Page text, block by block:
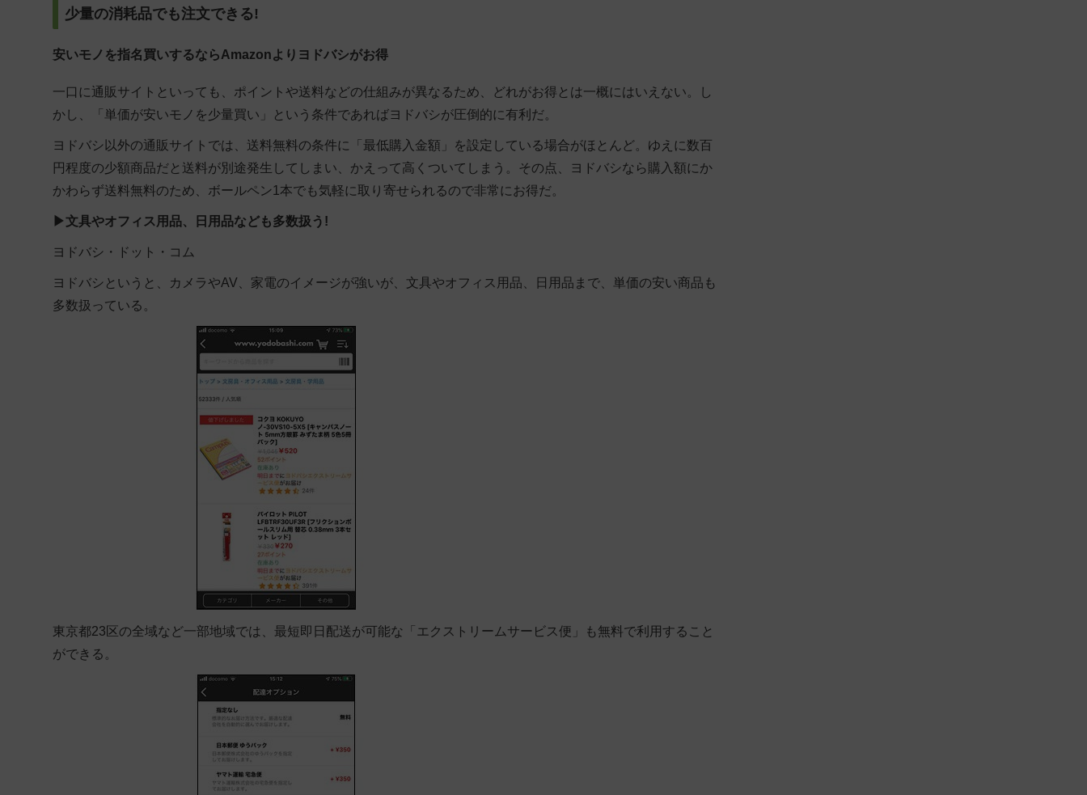
少量の消耗品でも注文できる!
安いモノを指名買いするならAmazonよりヨドバシがお得
一口に通販サイトといっても、ポイントや送料などの仕組みが異なるため、どれがお得とは一概にはいえない。し
かし、「単価が安いモノを少量買い」という条件であればヨドバシが圧倒的に有利だ。
ヨドバシ以外の通販サイトでは、送料無料の条件に「最低購入金額」を設定している場合がほとんど。ゆえに数百
円程度の少額商品だと送料が別途発生してしまい、かえって高くついてしまう。その点、ヨドバシなら購入額にか
かわらず送料無料のため、ボールペン1本でも気軽に取り寄せられるので非常にお得だ。
▶文具やオフィス用品、日用品なども多数扱う!
ヨドバシ・ドット・コム
ヨドバシというと、カメラやAV、家電のイメージが強いが、文具やオフィス用品、日用品まで、単価の安い商品も
多数扱っている。
東京都23区の全域など一部地域では、最短即日配送が可能な「エクストリームサービス便」も無料で利用すること
ができる。